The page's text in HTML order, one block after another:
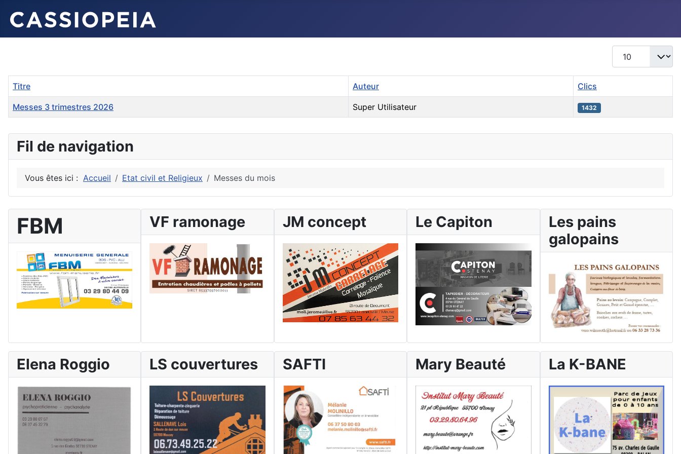
Fil de navigation
Vous êtes ici : Accueil Etat civil et Religieux Messes du mois
Afficher #
Titre Auteur Clics
Messes 3 trimestres 2026 Super Utilisateur 1432
FBM VF ramonage JM concept Le Capiton
Les pains
galopains
Elena Roggio LS couvertures SAFTI Mary Beauté La K-BANE